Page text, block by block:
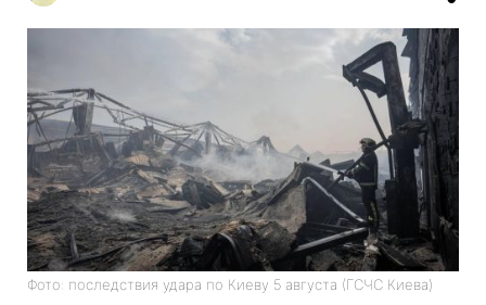
Фото: последствия удара по Киеву 5 августа (ГСЧС Киева)